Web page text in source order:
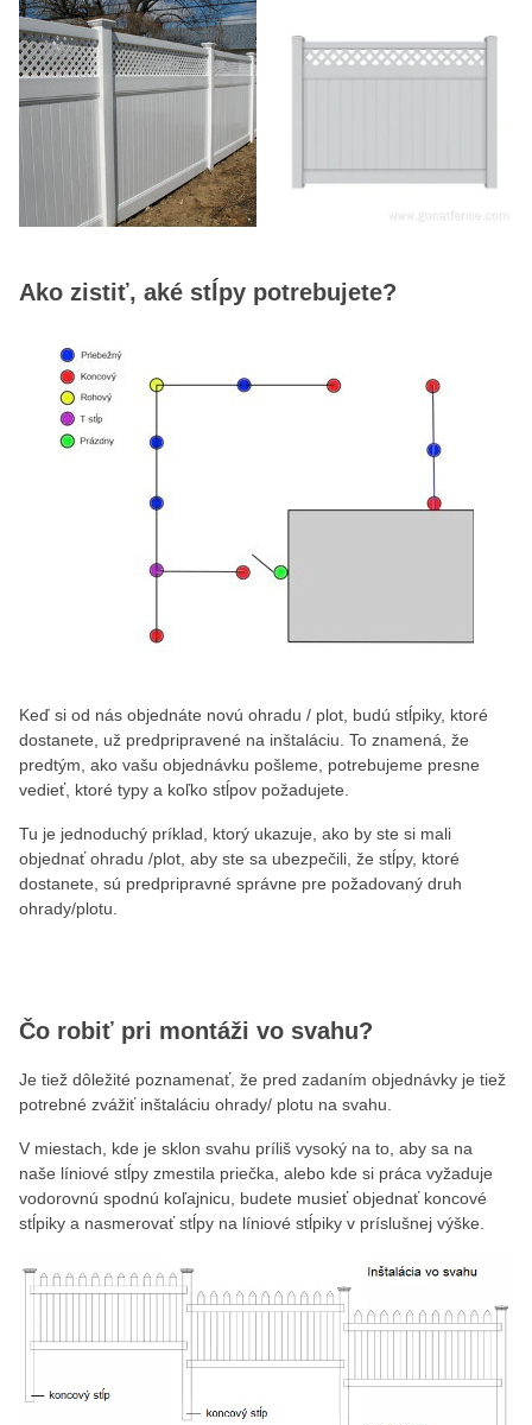
Ako zistiť, aké stĺpy potrebujete?
Keď si od nás objednáte novú ohradu / plot, budú stĺpiky, ktoré
dostanete, už predpripravené na inštaláciu. To znamená, že
predtým, ako vašu objednávku pošleme, potrebujeme presne
vedieť, ktoré typy a koľko stĺpov požadujete.
Tu je jednoduchý príklad, ktorý ukazuje, ako by ste si mali
objednať ohradu /plot, aby ste sa ubezpečili, že stĺpy, ktoré
dostanete, sú predpripravné správne pre požadovaný druh
ohrady/plotu.
Čo robiť pri montáži vo svahu?
Je tiež dôležité poznamenať, že pred zadaním objednávky je tiež
potrebné zvážiť inštaláciu ohrady/ plotu na svahu.
V miestach, kde je sklon svahu príliš vysoký na to, aby sa na
naše líniové stĺpy zmestila priečka, alebo kde si práca vyžaduje
vodorovnú spodnú koľajnicu, budete musieť objednať koncové
stĺpiky a nasmerovať stĺpy na líniové stĺpiky v príslušnej výške.